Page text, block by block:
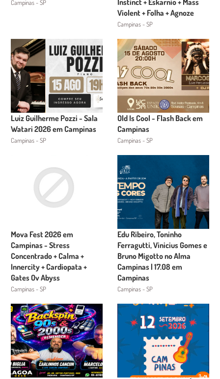
Campinas - SP
Instinct + Eskarnio + Mass
Violent + Folha + Agnoze
Campinas - SP
Luiz Guilherme Pozzi - Sala
Watari 2026 em Campinas
Campinas - SP
Old Is Cool - Flash Back em
Campinas
Campinas - SP
Mova Fest 2026 em
Campinas - Stress
Concentrado + Calma +
Innercity + Cardiopata +
Gates Ov Abyss
Campinas - SP
Edu Ribeiro, Toninho
Ferragutti, Vinicius Gomes e
Bruno Migotto no Alma
Campinas | 17.08 em
Campinas
Campinas - SP